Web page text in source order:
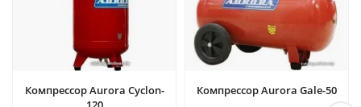
Компрессор Aurora Cyclon-
Компрессор Aurora Gale-50